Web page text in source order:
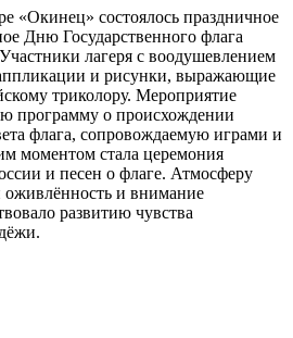
«Окинец» состоялось праздничное
Дню Государственного флага
лагеря с воодушевлением
и рисунки, выражающие
триколору. Мероприятие
программу о происхождении
флага, сопровождаемую играми и
моментом стала церемония
и песен о флаге. Атмосферу
оживлённость и внимание
развитию чувства